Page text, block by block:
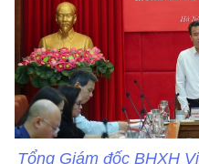
Tổng Giám đốc BHXH